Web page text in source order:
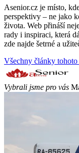
Asenior.cz je místo,
perspektivy – ne jako
života. Web přináší
rady i inspiraci, která
zde najde šetrné a
Všechny články
Vybrali jsme pro vás